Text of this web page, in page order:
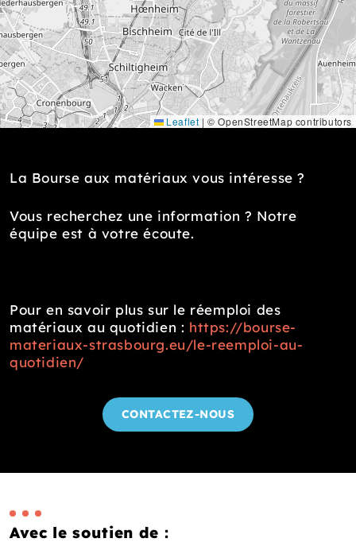
Leaflet | © OpenStreetMap contributors
La Bourse aux matériaux vous intéresse ?
Vous recherchez une information ? Notre
équipe est à votre écoute.
Pour en savoir plus sur le réemploi des
matériaux au quotidien : https://bourse-
materiaux-strasbourg.eu/le-reemploi-au-
quotidien/
CONTACTEZ-NOUS
Avec le soutien de :